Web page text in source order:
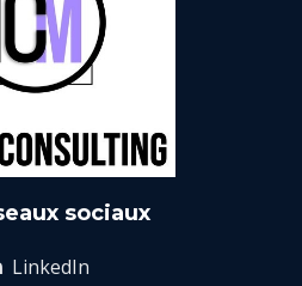
sociaux
LinkedIn